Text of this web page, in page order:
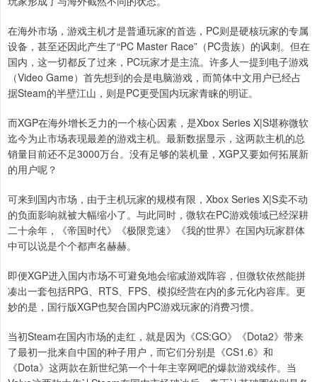
在海外市场，游戏主机才是普通玩家的首选，PC则是硬核玩家的专属
设备，甚至还因此产生了“PC Master Race”（PC贵族）的讽刺。但在
国内，这一切都反了过来，PC玩家才是主流。许多人一提到电子游戏
（Video Game）首先想到的会是电脑游戏，而简体中文用户已经占
据Steam的半壁江山，则是PC更受国内玩家青睐的明证。
而XGP在海外增长乏力的一个核心因素，是Xbox Series X|S堪称微软
迄今为止市场表现最差的游戏主机。最新数据显示，这两款主机的总
销量目前还不足3000万台。没有足够的装机量，XGP又要如何拓展新
的用户呢？
可来到国内市场，由于主机玩家的规模有限，Xbox Series X|S卖不动
的负面影响就被大幅缩小了。与此同时，微软在PC游戏领域已经深耕
二十余年，《帝国时代》《极限竞速》《我的世界》在国内玩家群体
中可以说是个个都声名赫赫。
即便XGP进入国内市场不可避免地会缩减游戏阵容，但微软依然能拼
凑出一套包括RPG、RTS、FPS、模拟经营在内的多元化内容库。更
妙的是，国行版XGP也契合国内PC游戏玩家的消费习惯。
当初Steam在国内市场的走红，就是因为《CS:GO》《Dota2》带来
了最初一批来自中国的种子用户，而它们分别是《CS1.6》和
《Dota》这两款在新世纪第一个十年主宰网吧的爆款游戏续作。当